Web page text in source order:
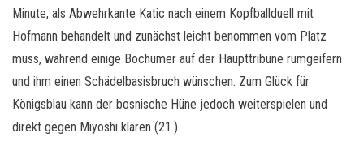
Minute, als Abwehrkante Katic nach einem Kopfballduell mit
Hofmann behandelt und zunächst leicht benommen vom Platz
muss, während einige Bochumer auf der Haupttribüne rumgeifern
und ihm einen Schädelbasisbruch wünschen. Zum Glück für
Königsblau kann der bosnische Hüne jedoch weiterspielen und
direkt gegen Miyoshi klären (21.).